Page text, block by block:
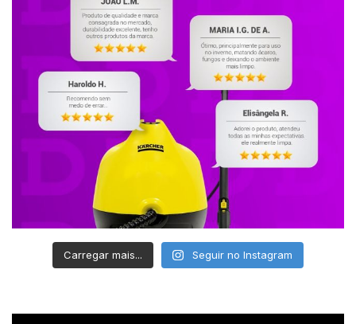
Carregar mais... Seguir no Instagram